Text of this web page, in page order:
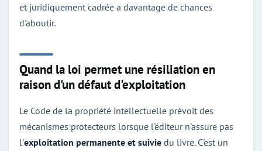
et juridiquement cadrée a davantage de chances
d'aboutir.
Quand la loi permet une résiliation en
raison d'un défaut d'exploitation
Le Code de la propriété intellectuelle prévoit des
mécanismes protecteurs lorsque l'éditeur n'assure pas
l'exploitation permanente et suivie du livre. C'est un